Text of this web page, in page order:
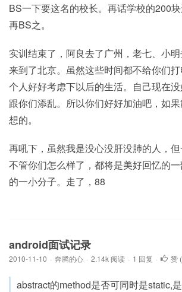
BS一下要这名的校长。再话学校的200块
再BS之。
实训结束了，阿良去了广州，老七、小
来到了北京。虽然这些时间都不给你们
个人好好考虑下以后的生活。自己现在
跟你们添乱。所以你们好好加油吧，如
想的。
再吼下，虽然我是没心没肝没肺的人，但
不管你们怎么样了，都将是美好回忆的
的一小分子。走了，88
android面试记录
2010-11-10 · 奔腾的心 · 2.14k 阅读 · 1 回复 · 赞 (
abstract的method是否可同时是static,